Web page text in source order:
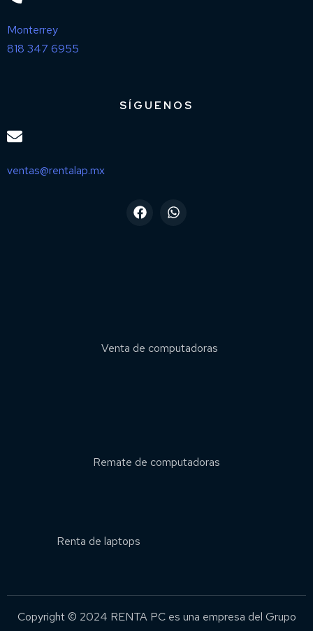
Monterrey
818 347 6955
SÍGUENOS
ventas@rentalap.mx
Venta de computadoras
Remate de computadoras
Renta de laptops
Copyright © 2024 RENTA PC es una empresa del Grupo